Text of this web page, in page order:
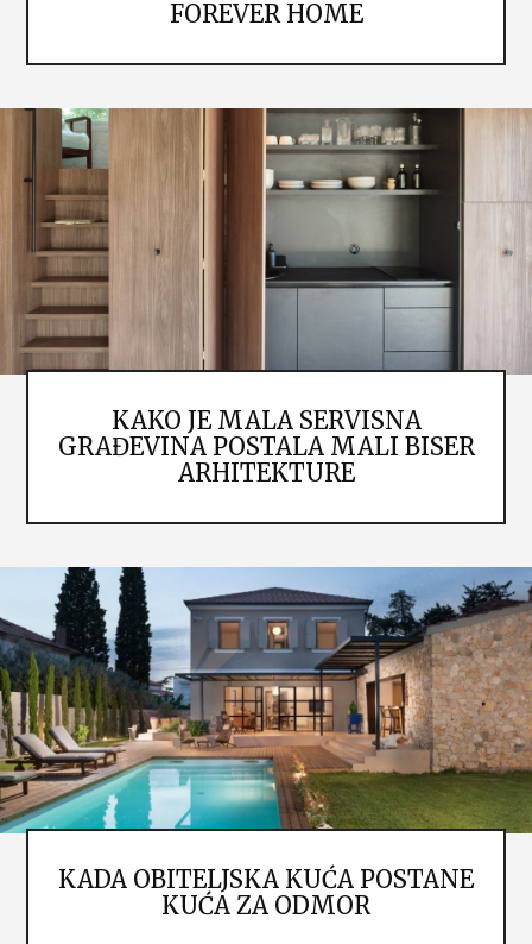
FOREVER HOME
KAKO JE MALA SERVISNA
GRAĐEVINA POSTALA MALI BISER
ARHITEKTURE
KADA OBITELJSKA KUĆA POSTANE
KUĆA ZA ODMOR